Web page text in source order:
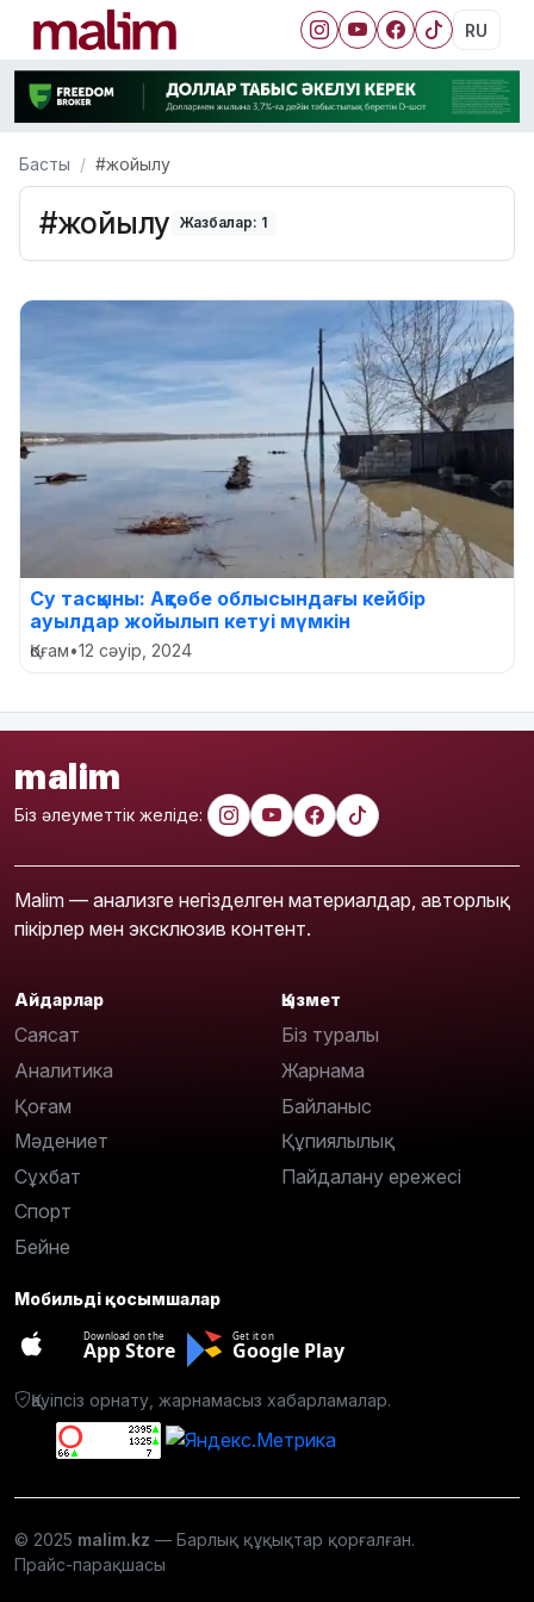
RU
Басты #жойылу
#жойылу Жазбалар: 1
Су тасқыны: Ақтөбе облысындағы кейбір
ауылдар жойылып кетуі мүмкін
Қоғам•12 сәуір, 2024
malim
Біз әлеуметтік желіде:
Malim — анализге негізделген материалдар, авторлық
пікірлер мен эксклюзив контент.
Айдарлар
Саясат
Аналитика
Қоғам
Мәдениет
Сұхбат
Спорт
Бейне
Қызмет
Біз туралы
Жарнама
Байланыс
Құпиялылық
Пайдалану ережесі
Мобильді қосымшалар
Download on the
App Store
Get it on
Google Play
Қауіпсіз орнату, жарнамасыз хабарламалар.
© 2025 malim.kz — Барлық құқықтар қорғалған.
Прайс-парақшасы